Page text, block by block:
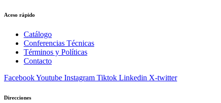
Aceso rápido
Catálogo
Conferencias Técnicas
Términos y Políticas
Contacto
FacebookYoutube Instagram Tiktok Linkedin X-twitter
Direcciones